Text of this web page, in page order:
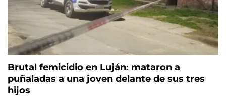
Brutal femicidio en Luján: mataron a
puñaladas a una joven delante de sus tres
hijos